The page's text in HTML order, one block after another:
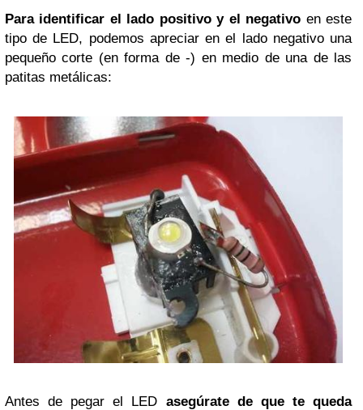
Para identificar el lado positivo y el negativo en este
tipo de LED, podemos apreciar en el lado negativo una
pequeño corte (en forma de -) en medio de una de las
patitas metálicas:
Antes de pegar el LED asegúrate de que te queda